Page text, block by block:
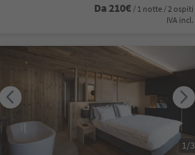
Da 210€ / 1 notte / 2 ospiti
IVA incl.
1/3